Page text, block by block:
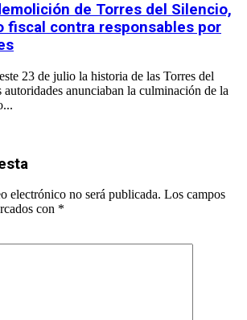
de Torres del Silencio,
fiscal contra responsables por
23 de julio la historia de las Torres del
anunciaban la culminación de la
electrónico no será publicada. Los campos
con *